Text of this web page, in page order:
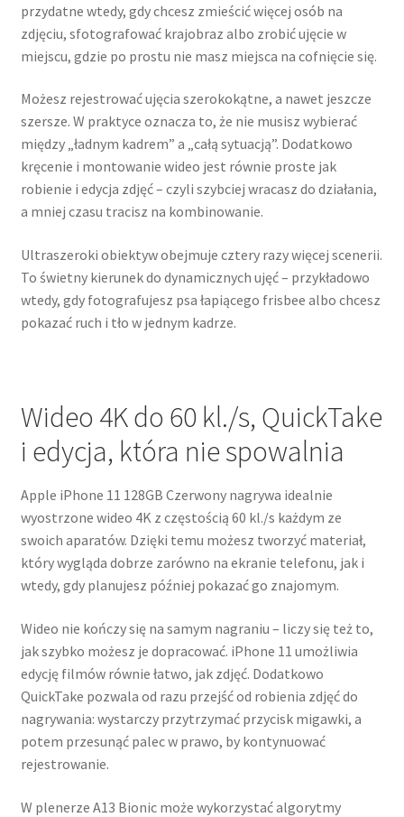
przydatne wtedy, gdy chcesz zmieścić więcej osób na
zdjęciu, sfotografować krajobraz albo zrobić ujęcie w
miejscu, gdzie po prostu nie masz miejsca na cofnięcie się.
Możesz rejestrować ujęcia szerokokątne, a nawet jeszcze
szersze. W praktyce oznacza to, że nie musisz wybierać
między „ładnym kadrem” a „całą sytuacją”. Dodatkowo
kręcenie i montowanie wideo jest równie proste jak
robienie i edycja zdjęć – czyli szybciej wracasz do działania,
a mniej czasu tracisz na kombinowanie.
Ultraszeroki obiektyw obejmuje cztery razy więcej scenerii.
To świetny kierunek do dynamicznych ujęć – przykładowo
wtedy, gdy fotografujesz psa łapiącego frisbee albo chcesz
pokazać ruch i tło w jednym kadrze.
Wideo 4K do 60 kl./s, QuickTake
i edycja, która nie spowalnia
Apple iPhone 11 128GB Czerwony nagrywa idealnie
wyostrzone wideo 4K z częstością 60 kl./s każdym ze
swoich aparatów. Dzięki temu możesz tworzyć materiał,
który wygląda dobrze zarówno na ekranie telefonu, jak i
wtedy, gdy planujesz później pokazać go znajomym.
Wideo nie kończy się na samym nagraniu – liczy się też to,
jak szybko możesz je dopracować. iPhone 11 umożliwia
edycję filmów równie łatwo, jak zdjęć. Dodatkowo
QuickTake pozwala od razu przejść od robienia zdjęć do
nagrywania: wystarczy przytrzymać przycisk migawki, a
potem przesunąć palec w prawo, by kontynuować
rejestrowanie.
W plenerze A13 Bionic może wykorzystać algorytmy